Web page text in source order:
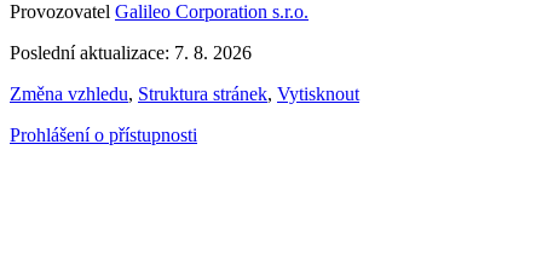
Provozovatel Galileo Corporation s.r.o.
Poslední aktualizace: 7. 8. 2026
Změna vzhledu, Struktura stránek, Vytisknout
Prohlášení o přístupnosti